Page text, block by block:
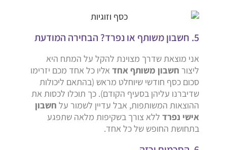
5. חשבון משותף או נפרד? הבחירה המודעת
אני מוצאת שדרך מצוינת להקל על המתח היא
ליצור חשבון משותף אחדאליו כל אחד מכם יזרימו
סכום כסף חודשי שיוחלט מראש (בהתאם ליכולות
שדיברנו עליהן בסעיף הקודם). כך תוכלו לכסות את
ההוצאות המשותפות, אבל עדיין לשמור על חשבון
אישי נפרדללא צורך בשקיפות מלאה שתפגע
בתחושת החופש של כל אחד.